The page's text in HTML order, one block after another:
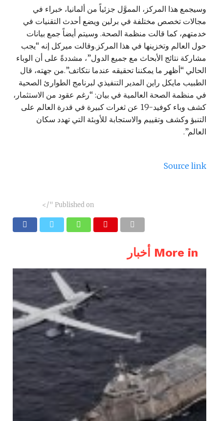
وسيجمع هذا المركز، المموَّل جزئياً من ألمانيا، خبراء في
مجالات تخصص مختلفة في برلين ويضع أحدث التقنيات في
خدمتهم، كما قالت منظمة الصحة. وسيتم أيضاً جمع بيانات
حول العالم وتخزينها في هذا المركز.وقالت ميركل إنه “يجب
مشاركة نتائج الأبحاث مع جميع الدول”، مشددةً على أن الوباء
الحالي “أظهر ما يمكننا تحقيقه عندما نتكاتف”.من جهته، قال
الطبيب مايكل راين المدير التنفيذي لبرنامج الطوارئ الصحية
في منظمة الصحة العالمية في بيان: “رغم عقود من الاستثمار،
كشف وباء كوفيد-19 عن ثغرات كبيرة في قدرة العالم على
التنبؤ وكشف وتقييم والاستجابة للأوبئة التي تهدد سكان
العالم”.
Source link
Published on
"/>
More in أخبار